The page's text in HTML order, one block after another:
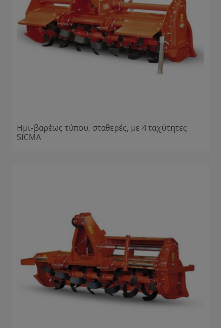
Ημι-βαρέως τύπου, σταθερές, με 4 ταχύτητες
SICMA